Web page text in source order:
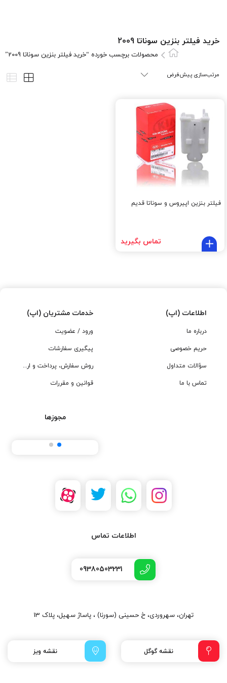
خرید فیلتر بنزین سوناتا 2009
محصولات برچسب خورده “خرید فیلتر بنزین سوناتا 2009”
فیلتر بنزین اپیروس و سوناتا قدیم
تماس بگیرید
اطلاعات (اپ)
درباره ما
حریم خصوصی
سؤالات متداول
تماس با ما
خدمات مشتریان (اپ)
ورود / عضویت
پیگیری سفارشات
روش سفارش، پرداخت و ارسال
قوانین و مقررات
مجوزها
اطلاعات تماس
09380503231
تهران، سهروردی، خ حسینی (سورنا) ، پاساژ سهیل، پلاک 13
نقشه گوگل نقشه ویز